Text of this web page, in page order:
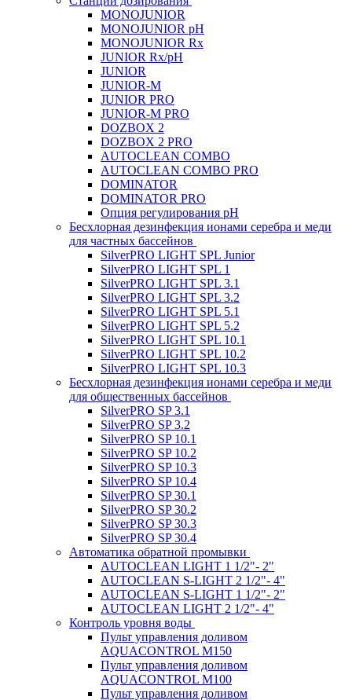
MONOJUNIOR
MONOJUNIOR pH
MONOJUNIOR Rx
JUNIOR Rx/pH
JUNIOR
JUNIOR-M
JUNIOR PRO
JUNIOR-M PRO
DOZBOX 2
DOZBOX 2 PRO
AUTOCLEAN COMBO
AUTOCLEAN COMBO PRO
DOMINATOR
DOMINATOR PRO
Опция регулирования pH
Беcхлорная дезинфекция ионами серебра и меди
для частных бассейнов
SilverPRO LIGHT SPL Junior
SilverPRO LIGHT SPL 1
SilverPRO LIGHT SPL 3.1
SilverPRO LIGHT SPL 3.2
SilverPRO LIGHT SPL 5.1
SilverPRO LIGHT SPL 5.2
SilverPRO LIGHT SPL 10.1
SilverPRO LIGHT SPL 10.2
SilverPRO LIGHT SPL 10.3
Беcхлорная дезинфекция ионами серебра и меди
для общественных бассейнов
SilverPRO SP 3.1
SilverPRO SP 3.2
SilverPRO SP 10.1
SilverPRO SP 10.2
SilverPRO SP 10.3
SilverPRO SP 10.4
SilverPRO SP 30.1
SilverPRO SP 30.2
SilverPRO SP 30.3
SilverPRO SP 30.4
Автоматика обратной промывки
AUTOCLEAN LIGHT 1 1/2"- 2"
AUTOCLEAN S-LIGHT 2 1/2"- 4"
AUTOCLEAN S-LIGHT 1 1/2"- 2"
AUTOCLEAN LIGHT 2 1/2"- 4"
Контроль уровня воды
Пульт управления доливом
AQUACONTROL M150
Пульт управления доливом
AQUACONTROL M100
Пульт управления доливом